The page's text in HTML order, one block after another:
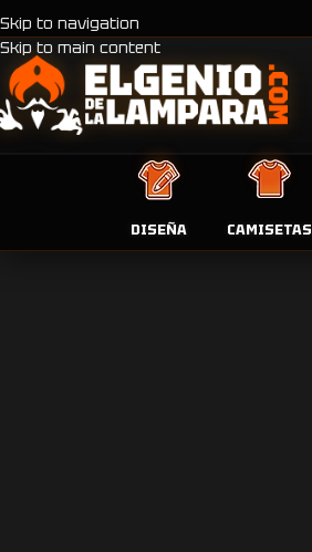
Skip to navigation
Skip to main content
DISEÑA CAMISETAS